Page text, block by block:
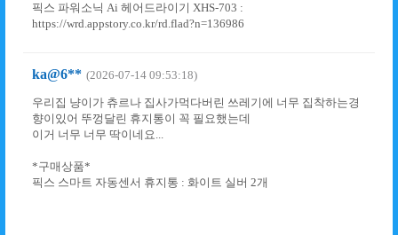
픽스 파워소닉 Ai 헤어드라이기 XHS-703 :
https://wrd.appstory.co.kr/rd.flad?n=136986
ka@6** (2026-07-14 09:53:18)
우리집 냥이가 츄르나 집사가먹다버린 쓰레기에 너무 집착하는경
향이있어 뚜껑달린 휴지통이 꼭 필요했는데
이거 너무 너무 딱이네요...
*구매상품*
픽스 스마트 자동센서 휴지통 : 화이트 실버 2개